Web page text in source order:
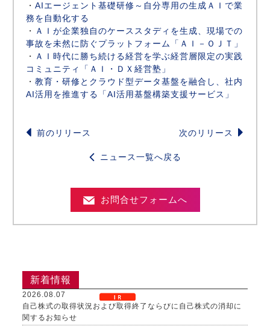
・AIエージェント基礎研修～自分専用の生成ＡＩで業
務を自動化する
・ ＡＩが企業独自のケーススタディを生成、現場での
事故を未然に防ぐプラットフォーム「ＡＩ－ＯＪＴ」
・ ＡＩ時代に勝ち続ける経営を学ぶ経営層限定の実践
コミュニティ「ＡＩ・ＤＸ経営塾」
・教育・研修とクラウド型データ基盤を融合し、社内
AI活用を推進する「AI活用基盤構築支援サービス」
前のリリース 次のリリース
ニュース一覧へ戻る
お問合せフォームへ
新着情報
2026.08.07
自己株式の取得状況および取得終了ならびに自己株式の消却に
関するお知らせ